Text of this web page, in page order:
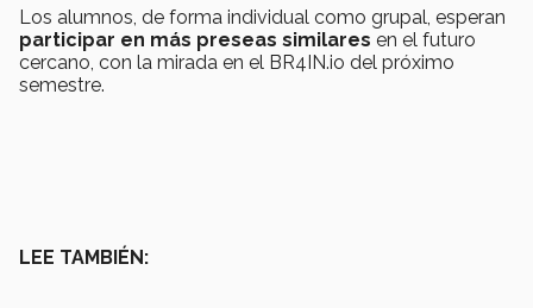
Los alumnos, de forma individual como grupal, esperan
participar en más preseas similares en el futuro
cercano, con la mirada en el BR4IN.io del próximo
semestre.
LEE TAMBIÉN: